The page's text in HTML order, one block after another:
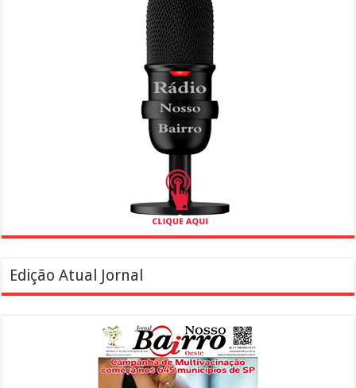
Edição Atual Jornal